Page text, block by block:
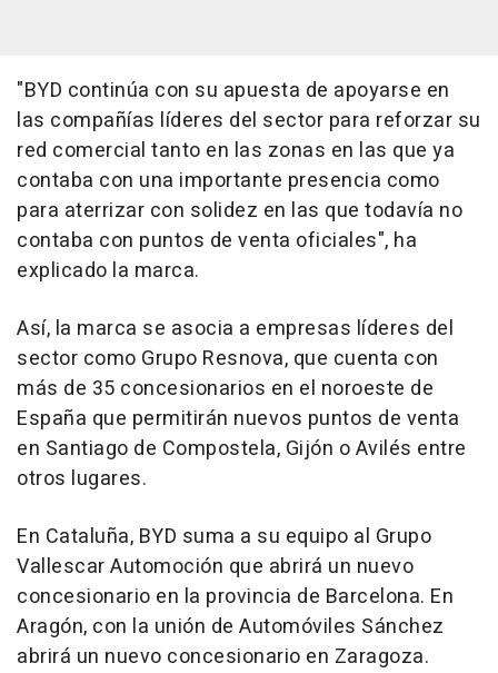
"BYD continúa con su apuesta de apoyarse en
las compañías líderes del sector para reforzar su
red comercial tanto en las zonas en las que ya
contaba con una importante presencia como
para aterrizar con solidez en las que todavía no
contaba con puntos de venta oficiales", ha
explicado la marca.
Así, la marca se asocia a empresas líderes del
sector como Grupo Resnova, que cuenta con
más de 35 concesionarios en el noroeste de
España que permitirán nuevos puntos de venta
en Santiago de Compostela, Gijón o Avilés entre
otros lugares.
En Cataluña, BYD suma a su equipo al Grupo
Vallescar Automoción que abrirá un nuevo
concesionario en la provincia de Barcelona. En
Aragón, con la unión de Automóviles Sánchez
abrirá un nuevo concesionario en Zaragoza.